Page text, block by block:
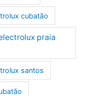
cubatão
praia
santos